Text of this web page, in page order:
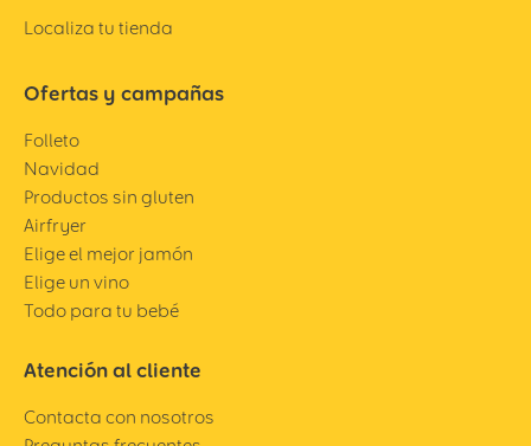
Localiza tu tienda
Ofertas y campañas
Folleto
Navidad
Productos sin gluten
Airfryer
Elige el mejor jamón
Elige un vino
Todo para tu bebé
Atención al cliente
Contacta con nosotros